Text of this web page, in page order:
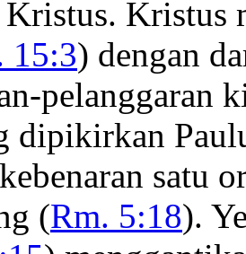
Kristus
15:3) dengan
pelanggaran
dipikirkan
satu
(Rm. 5:18).